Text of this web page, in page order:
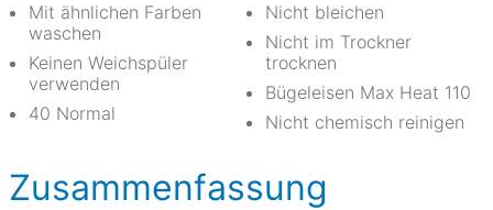
Mit ähnlichen Farben
waschen
Keinen Weichspüler
verwenden
40 Normal
Nicht bleichen
Nicht im Trockner
trocknen
Bügeleisen Max Heat 110
Nicht chemisch reinigen
Zusammenfassung